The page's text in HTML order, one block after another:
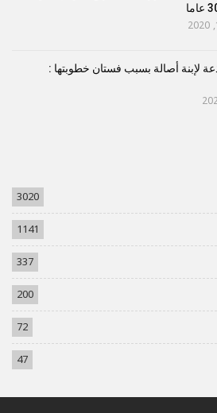
لإبنة أصالة بسبب فستان خطوبتها :
3020
1141
337
200
72
47